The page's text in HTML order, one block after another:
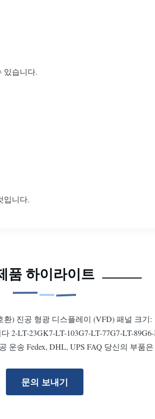
있습니다.
입니다.
품 하이라이트
) 진공 형광 디스플레이 (VFD) 패널 크기:
LT-23GK7-LT-103G7-LT-77G7-LT-
운송 Fedex, DHL, UPS FAQ 당신의 부품
문의 보내기